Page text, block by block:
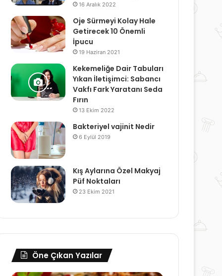
16 Aralık 2022
Oje Sürmeyi Kolay Hale
Getirecek 10 Önemli
İpucu
19 Haziran 2021
Kekemeliğe Dair Tabuları
Yıkan İletişimci: Sabancı
Vakfı Fark Yaratanı Seda
Fırın
13 Ekim 2022
Bakteriyel vajinit Nedir
6 Eylül 2019
Kış Aylarına Özel Makyaj
Püf Noktaları
23 Ekim 2021
Öne Çıkan Yazılar